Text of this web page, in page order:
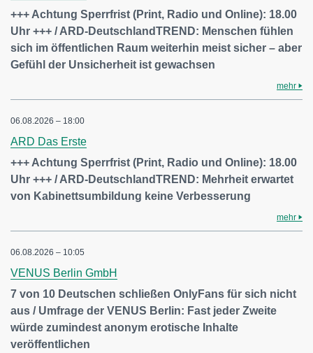
+++ Achtung Sperrfrist (Print, Radio und Online): 18.00
Uhr +++ / ARD-DeutschlandTREND: Menschen fühlen
sich im öffentlichen Raum weiterhin meist sicher – aber
Gefühl der Unsicherheit ist gewachsen
mehr
06.08.2026 – 18:00
ARD Das Erste
+++ Achtung Sperrfrist (Print, Radio und Online): 18.00
Uhr +++ / ARD-DeutschlandTREND: Mehrheit erwartet
von Kabinettsumbildung keine Verbesserung
mehr
06.08.2026 – 10:05
VENUS Berlin GmbH
7 von 10 Deutschen schließen OnlyFans für sich nicht
aus / Umfrage der VENUS Berlin: Fast jeder Zweite
würde zumindest anonym erotische Inhalte
veröffentlichen